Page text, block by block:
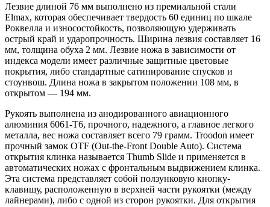
Лезвие длиной 76 мм выполнено из премиальной стали
Elmax, которая обеспечивает твердость 60 единиц по шкале
Роквелла и износостойкость, позволяющую удерживать
острый край и ударопрочность. Ширина лезвия составляет 16
мм, толщина обуха 2 мм. Лезвие ножа в зависимости от
индекса модели имеет различные защитные цветовые
покрытия, либо стандартные сатинирование спусков и
стоунвош. Длина ножа в закрытом положении 108 мм, в
открытом — 194 мм.
Рукоять выполнена из анодированного авиационного
алюминия 6061-T6, прочного, надежного, а главное легкого
металла, вес ножа составляет всего 79 грамм. Troodon имеет
прочный замок OTF (Out-the-Front Double Auto). Система
открытия клинка называется Thumb Slide и применяется в
автоматических ножах с фронтальным выдвижением клинка.
Эта система представляет собой ползунковую кнопку-
клавишу, расположенную в верхней части рукоятки (между
лайнерами), либо с одной из сторон рукоятки. Для открытия